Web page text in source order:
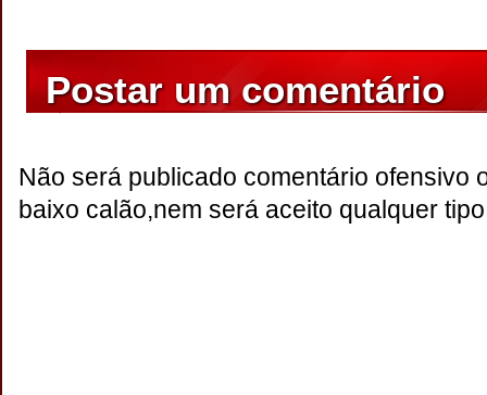
Postar um comentário
Não será publicado comentário ofensivo
baixo calão,nem será aceito qualquer